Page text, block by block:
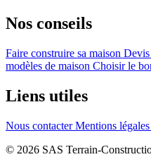
Nos conseils
Faire construire sa maison Devis
modèles de maison Choisir le
Liens utiles
Nous contacterMentions légales
© 2026 SAS Terrain-